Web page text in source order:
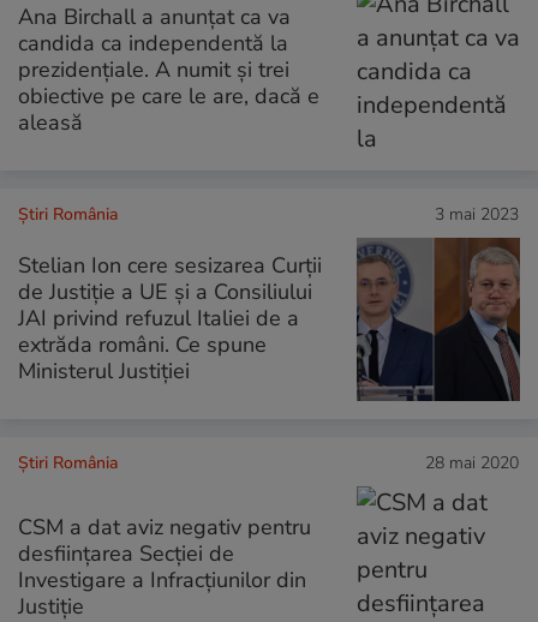
Ana Birchall a anunțat ca va
candida ca independentă la
prezidențiale. A numit și trei
obiective pe care le are, dacă e
aleasă
Știri România 3 mai 2023
Stelian Ion cere sesizarea Curții
de Justiție a UE și a Consiliului
JAI privind refuzul Italiei de a
extrăda români. Ce spune
Ministerul Justiției
Știri România 28 mai 2020
CSM a dat aviz negativ pentru
desființarea Secției de
Investigare a Infracțiunilor din
Justiție